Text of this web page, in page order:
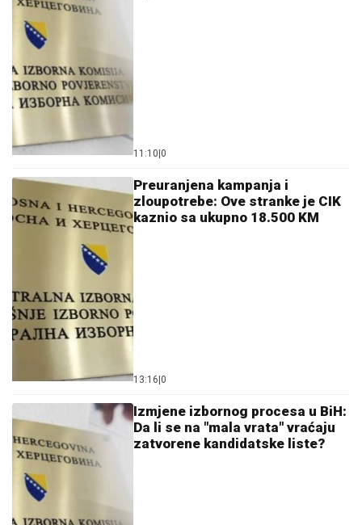
11:10 0
Preuranjena kampanja i
zloupotrebe: Ove stranke je CIK
kaznio sa ukupno 18.500 KM
13:16 0
Izmjene izbornog procesa u BiH:
Da li se na "mala vrata" vraćaju
zatvorene kandidatske liste?